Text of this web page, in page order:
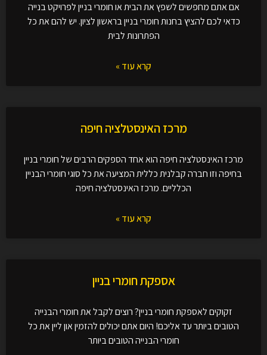
אם אתם מחפשים לשפץ את הבית או חומרי בניין לפרויקט בנייה
כדאי לכם להציץ בחנות חומרי בניין בראשון לציון. יש להם את כל
הפתרונות לבית
קרא עוד »
מרכז האינסטלציה חיפה
מרכז האינסטלציה חיפה הוא אחד הספקים הרבים של חומרי בניין
בחיפה וזו חברה קבלנית כללית המציעה את כל סוגי חומרי הבניין
הכלליים. מרכז האינסטלציה חיפה
קרא עוד »
אספקת חומרי בניין
זקוקים לאספקת חומרי בניין? רוצים לקבל את חומרי הבנייה
הטובים ביותר עד אליכם! היום אתם יכולים להזמין און ליין את כל
חומרי הבנייה הטובים ביותר